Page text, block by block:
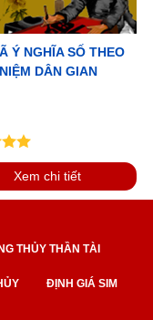
Ý NGHĨA SỐ THEO
DÂN GIAN
Xem chi tiết
THỦY THẦN TÀI
ĐỊNH GIÁ SIM